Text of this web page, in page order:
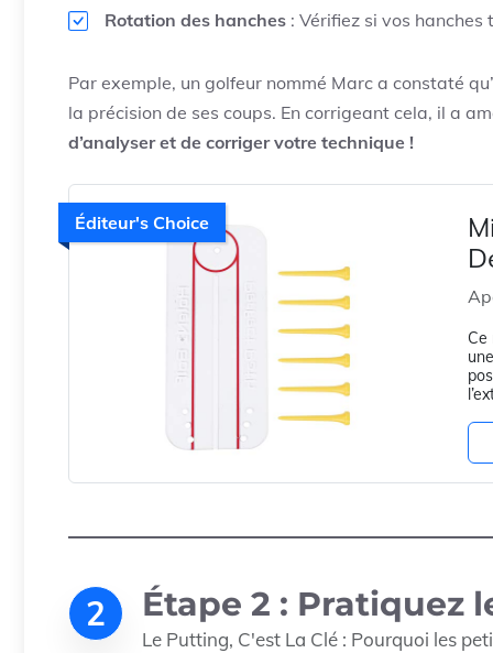
Rotation des hanches : Vérifiez si vos
Par exemple, un golfeur nommé Marc a constaté
la précision de ses coups. En corrigeant cela, il a
d’analyser et de corriger votre technique !
Éditeur's Choice
Ce
2 Étape 2 : Pratiquez
Le Putting, C'est La Clé : Pourquoi les